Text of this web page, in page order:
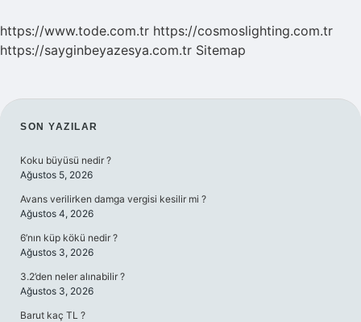
https://www.tode.com.tr https://cosmoslighting.com.tr
https://sayginbeyazesya.com.tr Sitemap
SIDEBAR
SON YAZILAR
Koku büyüsü nedir ?
Ağustos 5, 2026
Avans verilirken damga vergisi kesilir mi ?
Ağustos 4, 2026
6’nın küp kökü nedir ?
Ağustos 3, 2026
3.2’den neler alınabilir ?
Ağustos 3, 2026
Barut kaç TL ?